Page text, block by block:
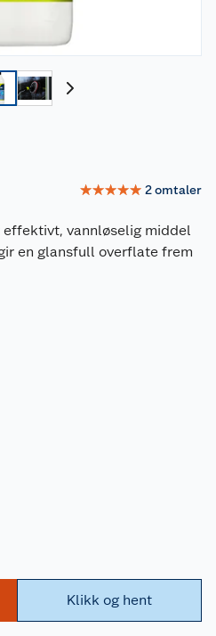
☆☆☆☆☆ 2omtaler
vannløselig middel
en glansfull overflate frem
Klikk og hent